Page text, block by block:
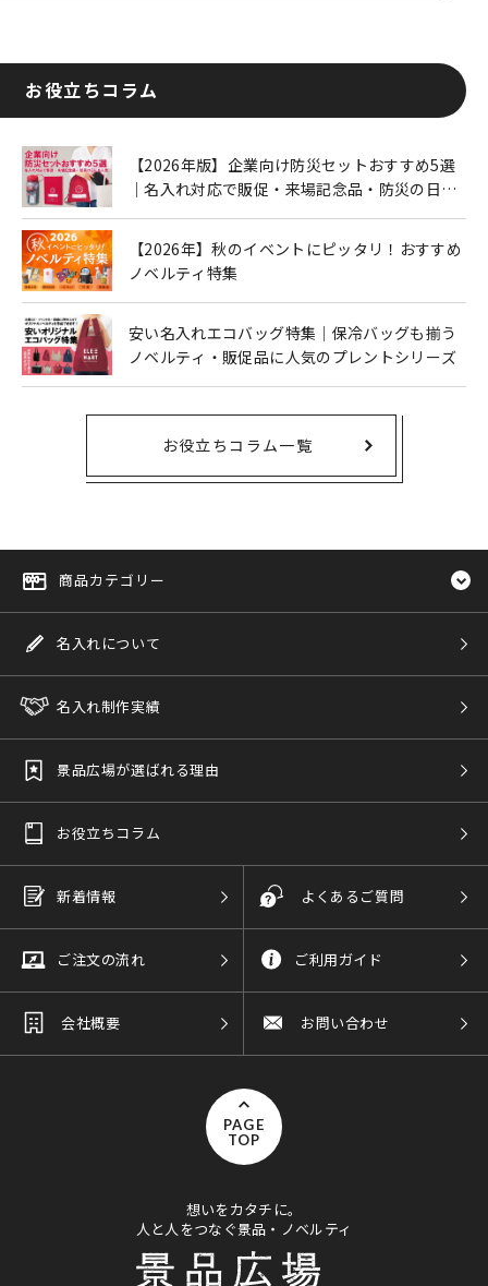
お役立ちコラム
【2026年版】企業向け防災セットおすすめ5選
｜名入れ対応で販促・来場記念品・防災の日に
【2026年】秋のイベントにピッタリ！おすすめ
ノベルティ特集
安い名入れエコバッグ特集｜保冷バッグも揃う
ノベルティ・販促品に人気のプレントシリーズ
お役立ちコラム一覧
商品カテゴリー
名入れについて
名入れ制作実績
景品広場が選ばれる理由
お役立ちコラム
新着情報 よくあるご質問
ご注文の流れ ご利用ガイド
会社概要 お問い合わせ
PAGE
TOP
想いをカタチに。
人と人をつなぐ景品・ノベルティ